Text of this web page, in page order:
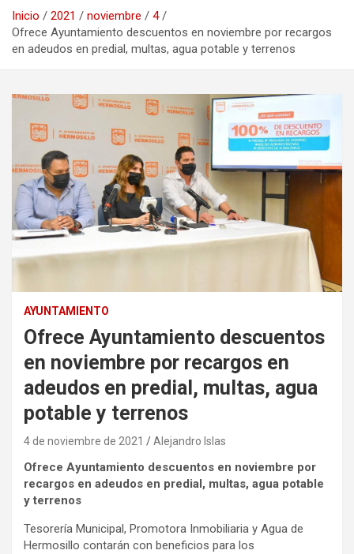
Inicio 2021 noviembre
4
Ofrece Ayuntamiento descuentos en noviembre por recargos
en adeudos en predial, multas, agua potable y terrenos
AYUNTAMIENTO
Ofrece Ayuntamiento descuentos
en noviembre por recargos en
adeudos en predial, multas, agua
potable y terrenos
4 de noviembre de 2021 Alejandro Islas
Ofrece Ayuntamiento descuentos en noviembre por
recargos en adeudos en predial, multas, agua potable
y terrenos
Tesorería Municipal, Promotora Inmobiliaria y Agua de
Hermosillo contarán con beneficios para los